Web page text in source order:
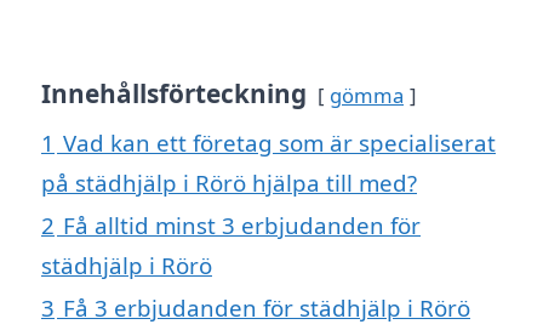
Innehållsförteckning gömma
1 Vad kan ett företag som är specialiserat
på städhjälp i Rörö hjälpa till med?
2 Få alltid minst 3 erbjudanden för
städhjälp i Rörö
3 Få 3 erbjudanden för städhjälp i Rörö